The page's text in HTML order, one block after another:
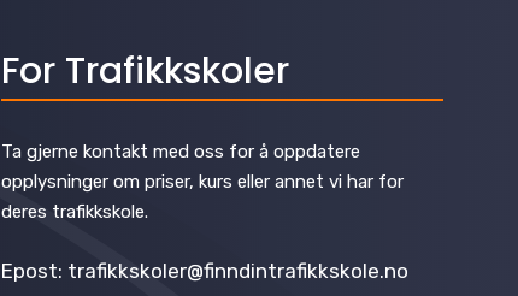
For Trafikkskoler
Ta gjerne kontakt med oss for å oppdatere
opplysninger om priser, kurs eller annet vi har for
deres trafikkskole.
Epost: trafikkskoler@finndintrafikkskole.no